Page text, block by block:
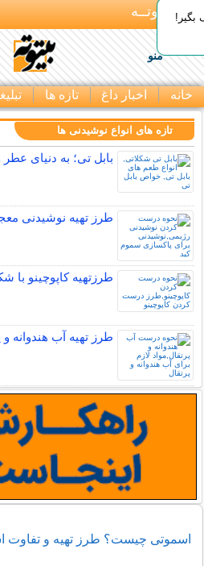
بـیتوتــه
منو
خانه اخبار داغ تازه ها
تازه های انواع نوشیدنی ها
بابل تی؛ به دنیای
طرز تهیه نوشیدنی
طرزتهیه کاپوچینو با
طرز تهیه آب هندوانه و
اسموتی چیست؟ طرز تهیه و تفاوت